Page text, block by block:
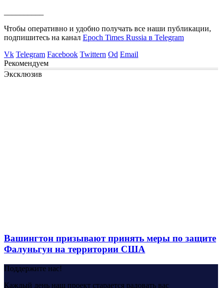
Чтобы оперативно и удобно получать все наши публикации,
подпишитесь на канал Epoch Times Russia в Telegram
Vk Telegram Facebook Twittern Od Email
Рекомендуем
Эксклюзив
Вашингтон призывают принять меры по защите
Фалуньгун на территории США
Поддержите нас!
Каждый день наш проект старается радовать вас